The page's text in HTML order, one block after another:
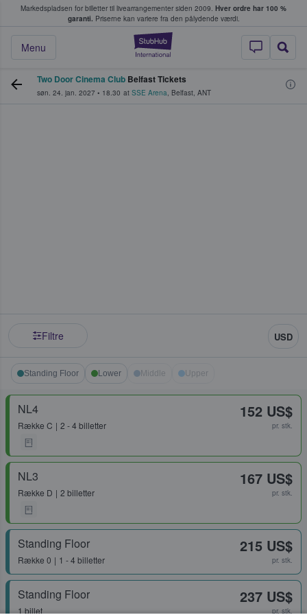
Markedspladsen for billetter til livearrangementer siden 2009. Hver ordre har 100 %
garanti. Priserne kan variere fra den pålydende værdi.
StubHub - Hvor
Menu
køber og sælger billetter
Two Door Cinema Club Belfast Tickets
søn. 24. jan. 2027 • 18.30 at SSE Arena, Belfast, ANT
Filtre USD
Standing Floor Lower Middle Upper
NL4
Række C 2 - 4 billetter
152 US$
pr. stk.
NL3
Række D 2 billetter
167 US$
pr. stk.
Standing Floor
Række 0 1 - 4 billetter
215 US$
pr. stk.
Standing Floor
1 billet
237 US$
pr. stk.